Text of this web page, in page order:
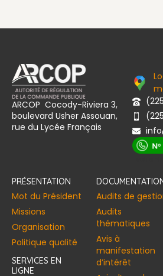
ARCOP Cocody-Riviera 3,
boulevard Usher Assouan,
rue du Lycée Français
PRÉSENTATION
Mot du Président
Missions
Organisation
Politique qualité
SERVICES EN
LIGNE
Audits de
Audits
thématiques
Avis à
manifestation
d’intérêt